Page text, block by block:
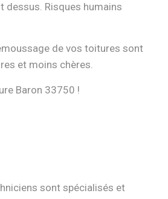
dessus. Risques humains
de vos toitures sont
et moins chères.
Baron 33750 !
sont spécialisés et